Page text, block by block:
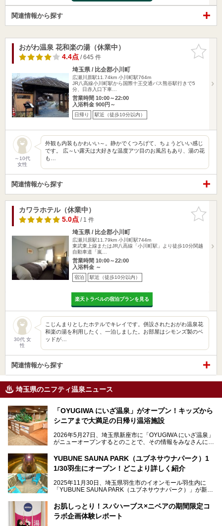
関連情報から探す
お気に入
りに追加
おがわ温泉 花和楽の湯（休業中）
4.4点/ 645 件
埼玉県 / 比企郡小川町
広瀬川原駅11.74km 小川町駅764m
JR八高線小川町駅から国際十王交通バス熊谷駅行きで5
分、日赤入口下車…
営業時間 10:00～22:00
入浴料金 900円～
日帰り 駅近（徒歩10分以内）
～10代
女性
外観も内装もかわいい～。静かでくつろげて、ちょうどいい感じ
です。 広～い露天は大好きな温度アツ目のお風呂もあり、湯の花
も…
関連情報から探す
お気に入
りに追加
カワラホテル（休業中）
5.0点/ 1 件
埼玉県 / 比企郡小川町
広瀬川原駅11.79km 小川町駅744m
東武東上線またはJR八高線「小川町駅」より徒歩10分関越
自動車道「嵐…
営業時間 10:00～22:00
入浴料金 ～
宿泊 駅近（徒歩10分以内）
楽天トラベルの宿泊プランを見る
30代 女
性
こじんまりとしたホテルでキレイです。併設されたおがわ温泉花
和楽の湯を利用したく、一泊しました。お部屋はシモンズ製のベ
ッドが…
関連情報から探す
埼玉県のニフティ温泉ニュース
「OYUGIWA にいざ温泉」がオープン！キッズから
シニアまで大満足の日帰り温浴施設
2026年5月27日、埼玉県新座市に「OYUGIWA にいざ温泉」
がニューオープンするとのことで、その情報をみなさんにい
メインとなる黒湯の天然温泉や本格的なサウナをはじめ、4
種類のリラックスルームやお食事処、他施設とは一線を画す
てきました！
YUBUNE SAUNA PARK（ユブネサウナパーク）1
1/30羽生にオープン！どこより詳しく紹介
2025年11月30日、埼玉県羽生市のイオンモール羽生内に
「YUBUNE SAUNA PARK（ユブネサウナパーク）」が新規
今年の4月1日から楽久屋グループの一員となった「湯舞音
（ユブネ）」が新ブランド「YUBUNE SAUNA PARK」を立
お肌しっとり！スパハーブス×ニベアの期間限定コ
ラボ企画体験レポート